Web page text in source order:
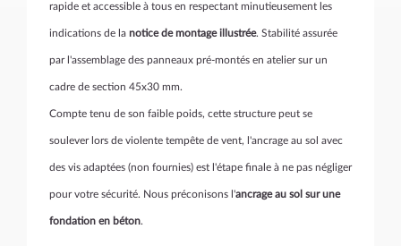
rapide et accessible à tous en respectant minutieusement les
indications de la notice de montage illustrée. Stabilité assurée
par l'assemblage des panneaux pré-montés en atelier sur un
cadre de section 45x30 mm.
Compte tenu de son faible poids, cette structure peut se
soulever lors de violente tempête de vent, l'ancrage au sol avec
des vis adaptées (non fournies) est l'étape finale à ne pas négliger
pour votre sécurité. Nous préconisons l'ancrage au sol sur une
fondation en béton.